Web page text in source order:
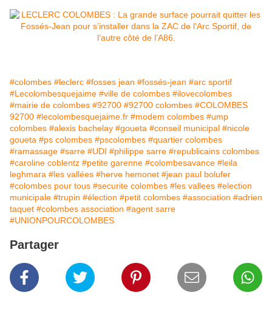
#colombes #leclerc #fosses jean #fossés-jean #arc sportif
#Lecolombesquejaime #ville de colombes #ilovecolombes
#mairie de colombes #92700 #92700 colombes #COLOMBES
92700 #lecolombesquejaime.fr #modem colombes #ump
colombes #alexis bachelay #goueta #conseil municipal #nicole
goueta #ps colombes #pscolombes #quartier colombes
#ramassage #sarre #UDI #philippe sarre #republicains colombes
#caroline coblentz #petite garenne #colombesavance #leila
leghmara #les vallées #herve hemonet #jean paul bolufer
#colombes pour tous #securite colombes #les vallees #election
municipale #trupin #élection #petit colombes #association #adrien
taquet #colombes association #agent sarre
#UNIONPOURCOLOMBES
Partager